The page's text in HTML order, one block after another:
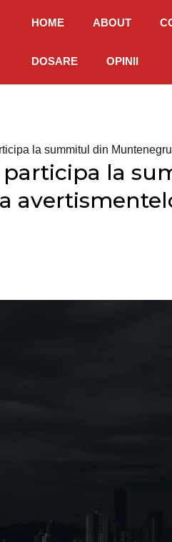
HOME ABOUT
DOSARE OPINII
la summitul din
participa la